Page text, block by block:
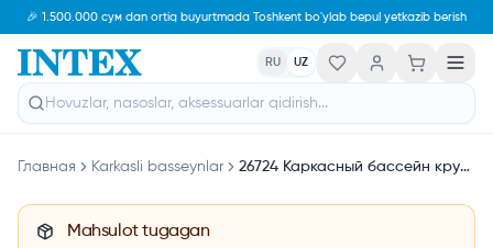
🎉 1.500.000 сум dan ortiq buyurtmada Toshkent bo'ylab bepul yetkazib berish
RU UZ
Главная Karkasli basseynlar 26724 Каркасный бассейн круглый Intex Prism Frame 457х107, фильтр-насос, лестница, тент, подстилка
Mahsulot tugagan